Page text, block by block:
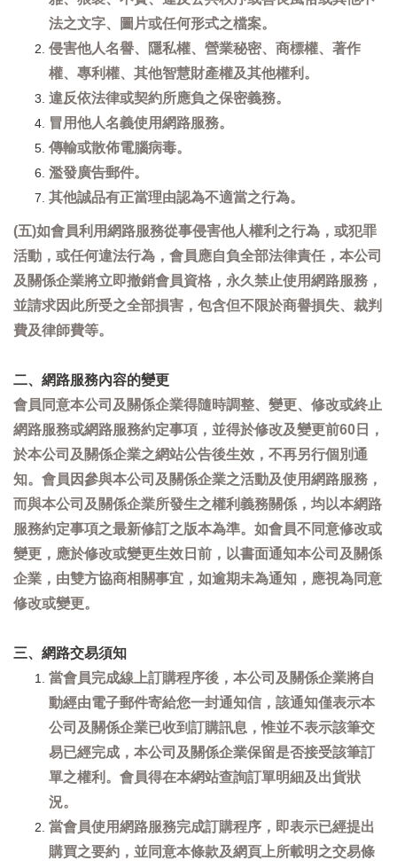
法之文字、圖片或任何形式之檔案。
侵害他人名譽、隱私權、營業秘密、商標權、著作
權、專利權、其他智慧財產權及其他權利。
違反依法律或契約所應負之保密義務。
冒用他人名義使用網路服務。
傳輸或散佈電腦病毒。
濫發廣告郵件。
其他誠品有正當理由認為不適當之行為。
(五)如會員利用網路服務從事侵害他人權利之行為，或犯罪
活動，或任何違法行為，會員應自負全部法律責任，本公司
及關係企業將立即撤銷會員資格，永久禁止使用網路服務，
並請求因此所受之全部損害，包含但不限於商譽損失、裁判
費及律師費等。
二、網路服務內容的變更
會員同意本公司及關係企業得隨時調整、變更、修改或終止
網路服務或網路服務約定事項，並得於修改及變更前60日，
於本公司及關係企業之網站公告後生效，不再另行個別通
知。會員因參與本公司及關係企業之活動及使用網路服務，
而與本公司及關係企業所發生之權利義務關係，均以本網路
服務約定事項之最新修訂之版本為準。如會員不同意修改或
變更，應於修改或變更生效日前，以書面通知本公司及關係
企業，由雙方協商相關事宜，如逾期未為通知，應視為同意
修改或變更。
三、網路交易須知
當會員完成線上訂購程序後，本公司及關係企業將自
動經由電子郵件寄給您一封通知信，該通知僅表示本
公司及關係企業已收到訂購訊息，惟並不表示該筆交
易已經完成，本公司及關係企業保留是否接受該筆訂
單之權利。會員得在本網站查詢訂單明細及出貨狀
況。
當會員使用網路服務完成訂購程序，即表示已經提出
購買之要約，並同意本條款及網頁上所載明之交易條